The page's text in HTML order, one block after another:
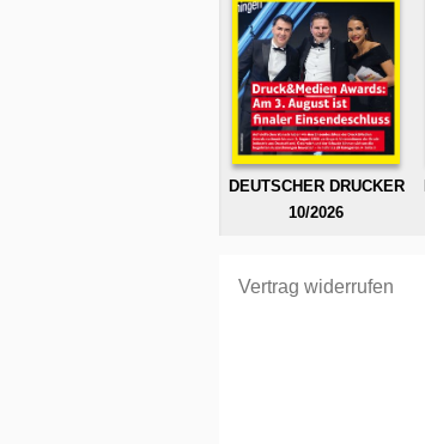
DEUTSCHER DRUCKER
10/2026
Vertrag widerrufen